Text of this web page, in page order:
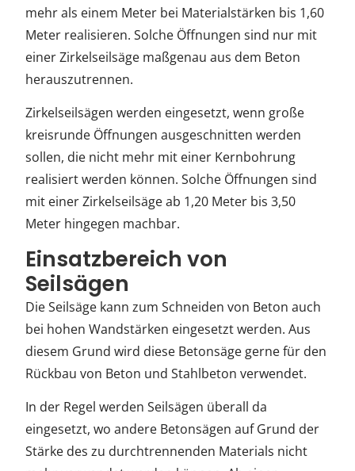
mehr als einem Meter bei Materialstärken bis 1,60
Meter realisieren. Solche Öffnungen sind nur mit
einer Zirkelseilsäge maßgenau aus dem Beton
herauszutrennen.
Zirkelseilsägen werden eingesetzt, wenn große
kreisrunde Öffnungen ausgeschnitten werden
sollen, die nicht mehr mit einer Kernbohrung
realisiert werden können. Solche Öffnungen sind
mit einer Zirkelseilsäge ab 1,20 Meter bis 3,50
Meter hingegen machbar.
Einsatzbereich von
Seilsägen
Die Seilsäge kann zum Schneiden von Beton auch
bei hohen Wandstärken eingesetzt werden. Aus
diesem Grund wird diese Betonsäge gerne für den
Rückbau von Beton und Stahlbeton verwendet.
In der Regel werden Seilsägen überall da
eingesetzt, wo andere Betonsägen auf Grund der
Stärke des zu durchtrennenden Materials nicht